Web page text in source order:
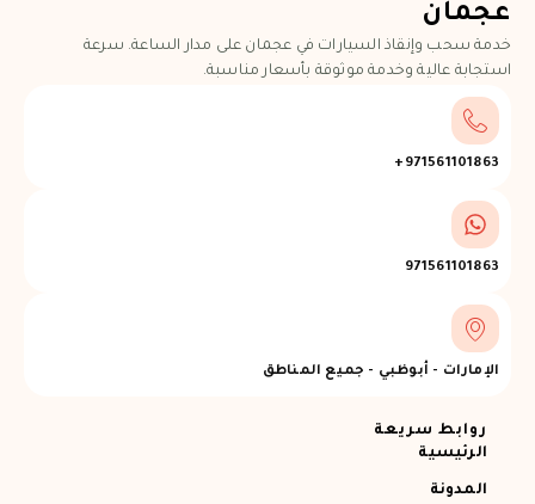
عجمان
خدمة سحب وإنقاذ السيارات في عجمان على مدار الساعة. سرعة
استجابة عالية وخدمة موثوقة بأسعار مناسبة.
971561101863+
971561101863
الإمارات - أبوظبي - جميع المناطق
روابط سريعة
الرئيسية
المدونة